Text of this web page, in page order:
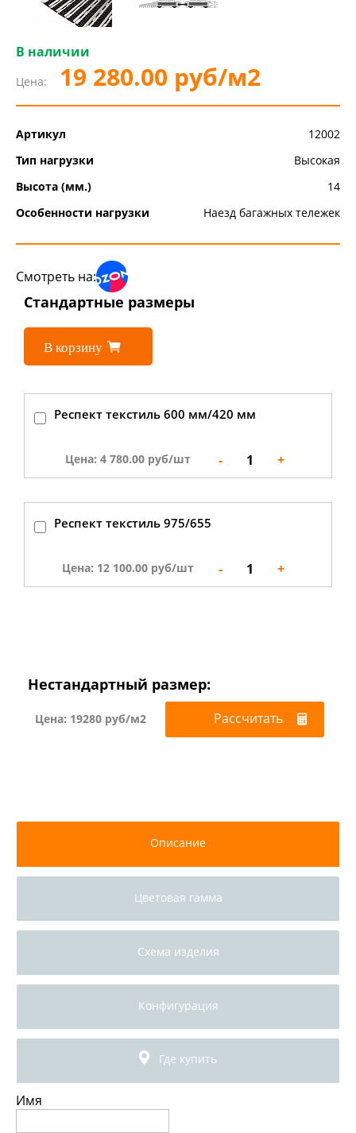
В наличии
Цена: 19 280.00 руб/м2
Артикул
12002
Тип нагрузки
Высокая
Высота (мм.)
14
Особенности нагрузки
Наезд багажных тележек
Смотреть на:
Стандартные размеры
В корзину
Респект текстиль 600 мм/420 мм
Цена: 4 780.00 руб/шт - 1 +
Респект текстиль 975/655
Цена: 12 100.00 руб/шт - 1 +
Нестандартный размер:
Цена: 19280 руб/м2 Рассчитать
Описание
Цветовая гамма
Схема изделия
Конфигурация
Где купить
Имя